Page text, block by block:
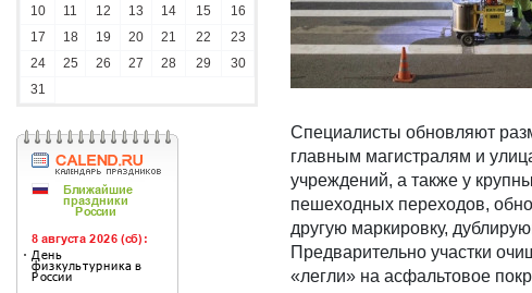
10
11 12 13 14 15
16
17
18 19 20 21 22
23
24
25 26 27 28 29
30
31
Специалисты обновляют
главным магистралям и
учреждений, а также у
пешеходных переходов,
другую маркировку,
Предварительно участки
«легли» на асфальтовое